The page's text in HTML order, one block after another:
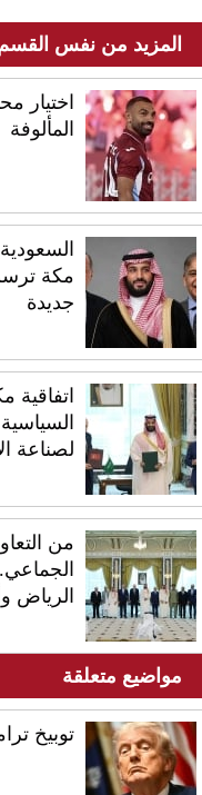
المزيد من نفس
اختيار
المألوفة
مكة
جديدة
اتفاقية
لصناعة
من
الرياض
مواضيع متعلقة
توبيخ